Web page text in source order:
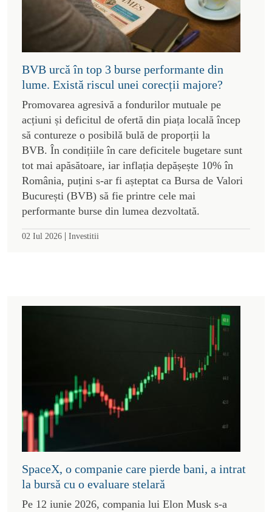
BVB urcă în top 3 burse performante din
lume. Există riscul unei corecții majore?
Promovarea agresivă a fondurilor mutuale pe
acțiuni și deficitul de ofertă din piața locală încep
să contureze o posibilă bulă de proporții la
BVB. În condițiile în care deficitele bugetare sunt
tot mai apăsătoare, iar inflația depășește 10% în
România, puțini s-ar fi așteptat ca Bursa de Valori
București (BVB) să fie printre cele mai
performante burse din lumea dezvoltată.
02 Iul 2026 | Investitii
SpaceX, o companie care pierde bani, a intrat
la bursă cu o evaluare stelară
Pe 12 iunie 2026, compania lui Elon Musk s-a